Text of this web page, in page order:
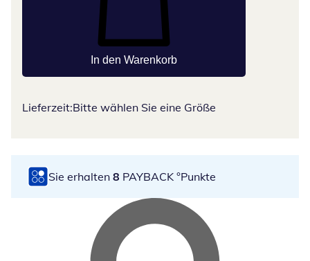
In den Warenkorb
Lieferzeit:Bitte wählen Sie eine Größe
Sie erhalten 8 PAYBACK °Punkte